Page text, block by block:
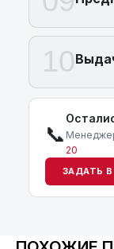
10
📞 Менеджер
20
ЗАДАТЬ